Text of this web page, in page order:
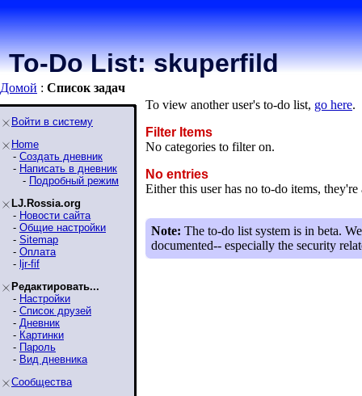
To-Do List: skuperfild
Домой : Список задaч
Войти в систему
Home
- Создать дневник
- Написать в дневник
- Подробный режим
LJ.Rossia.org
- Новости сайта
- Общие настройки
- Sitemap
- Оплата
- ljr-fif
Редактировать...
- Настройки
- Список друзей
- Дневник
- Картинки
- Пароль
- Вид дневника
Сообщества
To view another user's to-do list, go here.
Filter Items
No categories to filter on.
No entries
Either this user has no to-do items,
Note: The to-do list system is in beta.
documented-- especially the security